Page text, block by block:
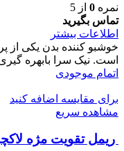
نمره 0 از 5
تماس بگیرید
اطلاعات بیشتر
خوشبو کننده بدن یکی از
است. نیک سرا بابهره گیری
اتمام موجودی
برای مقایسه اضافه کنید
مشاهده سریع
ريمل تقويت مژه